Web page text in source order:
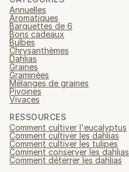
Annuelles
Aromatiques
Barquettes de 6
Bons cadeaux
Bulbes
Chrysanthèmes
Dahlias
Graines
Graminées
Mélanges de graines
Pivoines
Vivaces
RESSOURCES
Comment cultiver l'eucalyptus
Comment cultiver les dahlias
Comment cultiver les tulipes
Comment conserver les dahlias
Comment déterrer les dahlias